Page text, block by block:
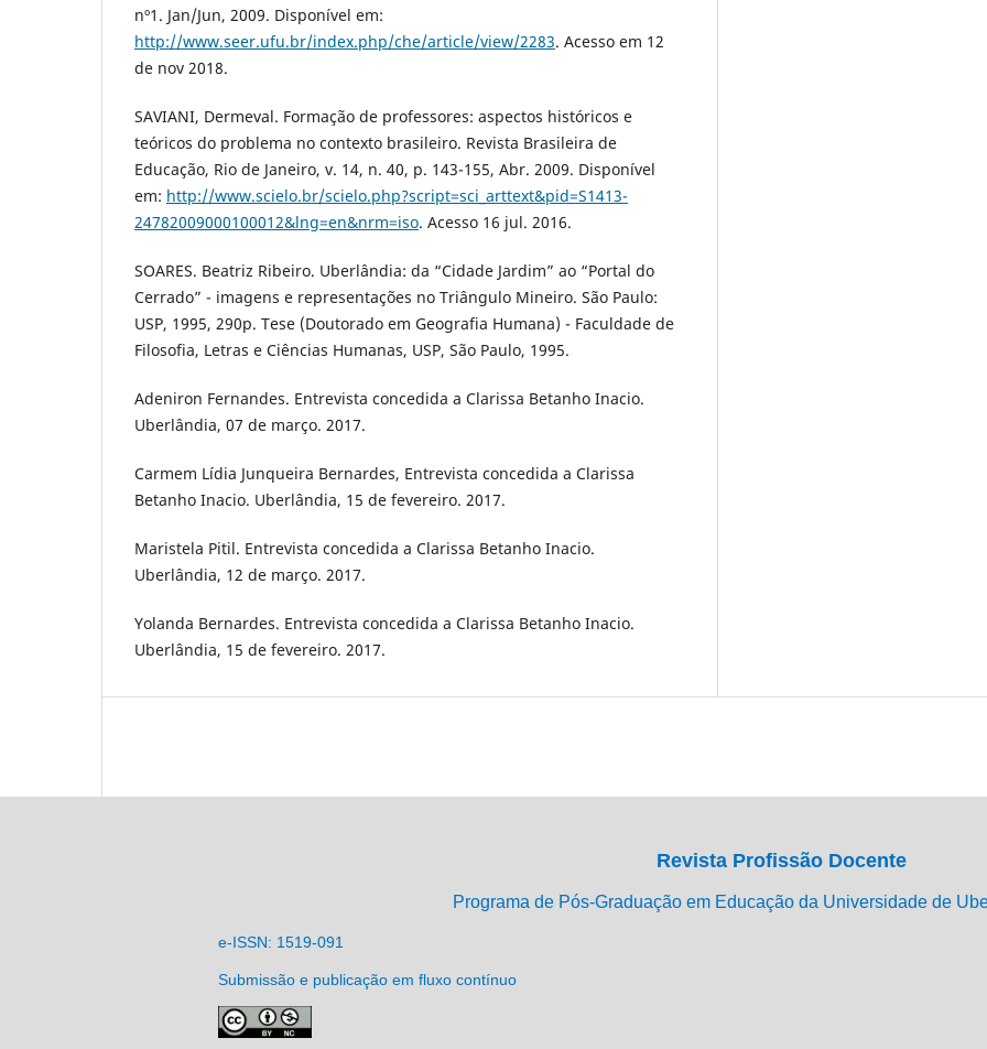
nº1. Jan/Jun, 2009. Disponível em:
http://www.seer.ufu.br/index.php/che/article/view/2283. Acesso em 12
de nov 2018.
SAVIANI, Dermeval. Formação de professores: aspectos históricos e
teóricos do problema no contexto brasileiro. Revista Brasileira de
Educação, Rio de Janeiro, v. 14, n. 40, p. 143-155, Abr. 2009. Disponível
em: http://www.scielo.br/scielo.php?script=sci_arttext&pid=S1413-
24782009000100012&lng=en&nrm=iso. Acesso 16 jul. 2016.
SOARES. Beatriz Ribeiro. Uberlândia: da “Cidade Jardim” ao “Portal do
Cerrado” - imagens e representações no Triângulo Mineiro. São Paulo:
USP, 1995, 290p. Tese (Doutorado em Geografia Humana) - Faculdade de
Filosofia, Letras e Ciências Humanas, USP, São Paulo, 1995.
Adeniron Fernandes. Entrevista concedida a Clarissa Betanho Inacio.
Uberlândia, 07 de março. 2017.
Carmem Lídia Junqueira Bernardes, Entrevista concedida a Clarissa
Betanho Inacio. Uberlândia, 15 de fevereiro. 2017.
Maristela Pitil. Entrevista concedida a Clarissa Betanho Inacio.
Uberlândia, 12 de março. 2017.
Yolanda Bernardes. Entrevista concedida a Clarissa Betanho Inacio.
Uberlândia, 15 de fevereiro. 2017.
Revista Profissão Docente
Programa de Pós-Graduação em Educação da Universidade de
e-ISSN: 1519-091
Submissão e publicação em fluxo contínuo